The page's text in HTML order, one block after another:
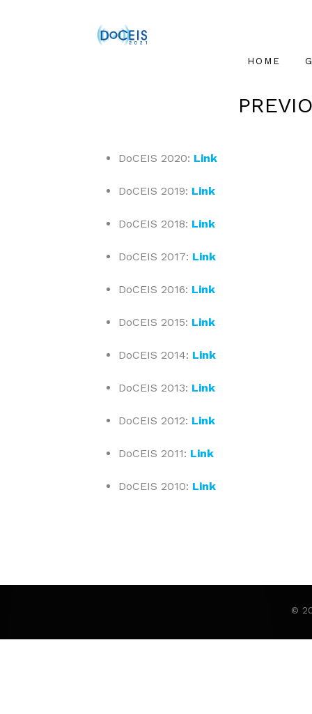
HOME
DoCEIS 2020: Link
DoCEIS 2019: Link
DoCEIS 2018: Link
DoCEIS 2017: Link
DoCEIS 2016: Link
DoCEIS 2015: Link
DoCEIS 2014: Link
DoCEIS 2013: Link
DoCEIS 2012: Link
DoCEIS 2011: Link
DoCEIS 2010: Link
©